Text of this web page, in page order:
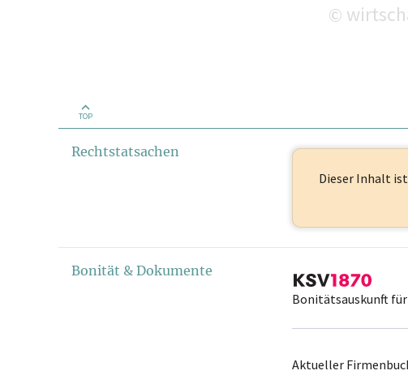
©
TOP
Rechtstatsachen
Dieser Inhalt ist
Bonität & Dokumente
Bonitätsauskunft
Aktueller